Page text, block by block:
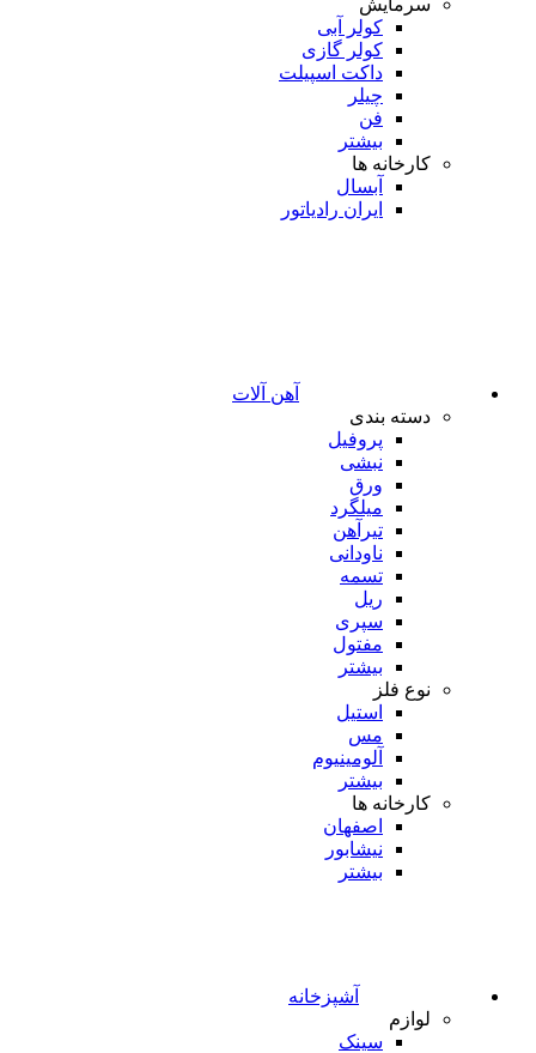
سرمایش
کولر آبی
کولر گازی
داکت اسپیلت
چیلر
فن
بیشتر
کارخانه ها
آبسال
ایران رادیاتور
آهن آلات
دسته بندی
پروفیل
نبشی
ورق
میلگرد
تیرآهن
ناودانی
تسمه
ریل
سپری
مفتول
بیشتر
نوع فلز
استیل
مس
آلومینیوم
بیشتر
کارخانه ها
اصفهان
نیشابور
بیشتر
آشپزخانه
لوازم
سینک